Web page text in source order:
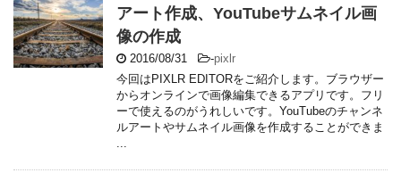
アート作成、YouTubeサムネイル画
像の作成
2016/08/31 -pixlr
今回はPIXLR EDITORをご紹介します。ブラウザー
からオンラインで画像編集できるアプリです。フリ
ーで使えるのがうれしいです。YouTubeのチャンネ
ルアートやサムネイル画像を作成することができま
...